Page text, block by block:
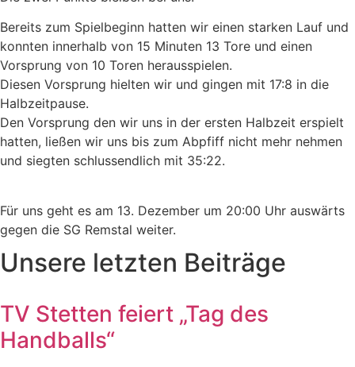
Bereits zum Spielbeginn hatten wir einen starken Lauf und
konnten innerhalb von 15 Minuten 13 Tore und einen
Vorsprung von 10 Toren herausspielen.
Diesen Vorsprung hielten wir und gingen mit 17:8 in die
Halbzeitpause.
Den Vorsprung den wir uns in der ersten Halbzeit erspielt
hatten, ließen wir uns bis zum Abpfiff nicht mehr nehmen
und siegten schlussendlich mit 35:22.
Für uns geht es am 13. Dezember um 20:00 Uhr auswärts
gegen die SG Remstal weiter.
Unsere letzten Beiträge
TV Stetten feiert „Tag des
Handballs“